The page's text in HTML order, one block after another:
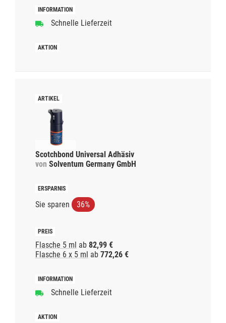
Schnelle Lieferzeit
Scotchbond Universal Adhäsiv
von Solventum Germany GmbH
Sie sparen 36%
Flasche 5 ml ab 82,99 €
Flasche 6 x 5 ml ab 772,26 €
Schnelle Lieferzeit